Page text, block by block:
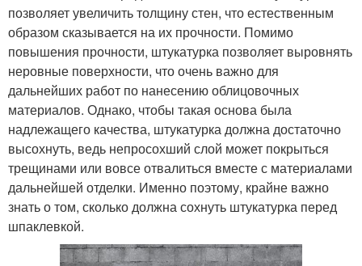
позволяет увеличить толщину стен, что естественным
образом сказывается на их прочности. Помимо
повышения прочности, штукатурка позволяет выровнять
неровные поверхности, что очень важно для
дальнейших работ по нанесению облицовочных
материалов. Однако, чтобы такая основа была
надлежащего качества, штукатурка должна достаточно
высохнуть, ведь непросохший слой может покрыться
трещинами или вовсе отвалиться вместе с материалами
дальнейшей отделки. Именно поэтому, крайне важно
знать о том, сколько должна сохнуть штукатурка перед
шпаклевкой.